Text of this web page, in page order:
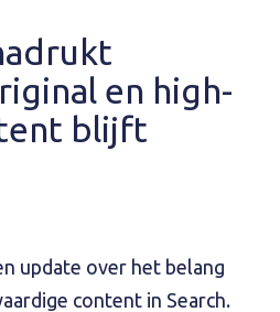
en high-
blijft
update over het belang
content in Search.